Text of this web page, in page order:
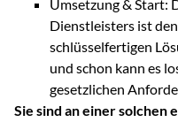
Umsetzung & Start:
Dienstleisters ist
schlüsselfertigen
und schon kann es
gesetzlichen
Sie sind an einer solchen